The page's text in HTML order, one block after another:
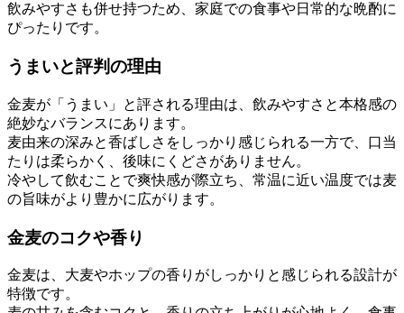
飲みやすさも併せ持つため、家庭での食事や日常的な晩酌に
ぴったりです。
うまいと評判の理由
金麦が「うまい」と評される理由は、飲みやすさと本格感の
絶妙なバランスにあります。
麦由来の深みと香ばしさをしっかり感じられる一方で、口当
たりは柔らかく、後味にくどさがありません。
冷やして飲むことで爽快感が際立ち、常温に近い温度では麦
の旨味がより豊かに広がります。
金麦のコクや香り
金麦は、大麦やホップの香りがしっかりと感じられる設計が
特徴です。